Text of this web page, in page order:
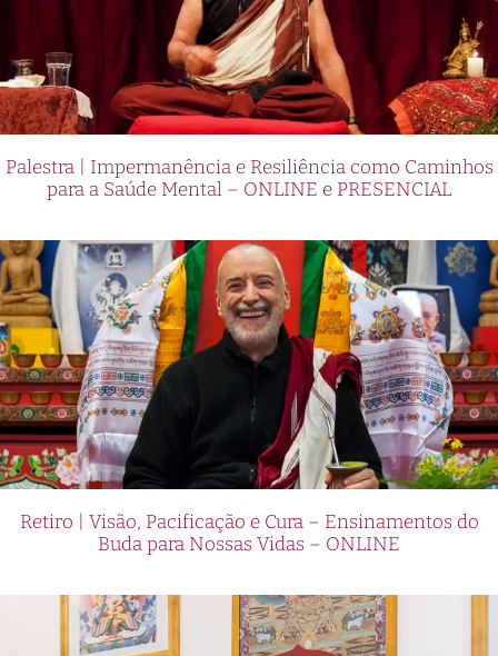
Palestra | Impermanência e Resiliência como Caminhos
para a Saúde Mental – ONLINE e PRESENCIAL
Retiro | Visão, Pacificação e Cura – Ensinamentos do
Buda para Nossas Vidas – ONLINE